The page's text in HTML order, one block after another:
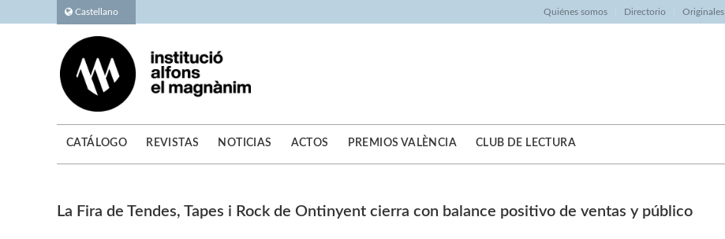
Castellano Quiénes somos Directorio Originales
CATÁLOGO REVISTAS NOTICIAS ACTOS PREMIOS VALÈNCIA CLUB DE LECTURA
La Fira de Tendes, Tapes i Rock de Ontinyent cierra con balance positivo de ventas y público